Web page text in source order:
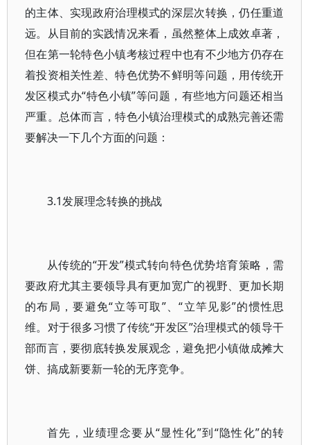
的主体、实现政府治理模式的深层次转换，仍任重道
远。从目前的实践情况来看，虽然整体上成效卓著，
但在第一轮特色小镇考核过程中也有不少地方仍存在
着投资相关性差、特色优势不鲜明等问题，用传统开
发区模式办“特色小镇”等问题，有些地方问题还相当
严重。总体而言，特色小镇治理模式的成熟完善还需
要解决一下几个方面的问题：
3.1发展理念转换的挑战
从传统的“开发”模式转向特色优势培育策略，需
要政府尤其主要领导具有更加宽广的视野、更加长期
的布局，要避免“立等可取”、“立竿见影”的惯性思
维。对于很多习惯了传统“开发区”治理模式的领导干
部而言，要彻底转换发展观念，避免把小镇做成摊大
饼、搞成新要新一轮的无序竞争。
首先，业绩理念要从“显性化”到“隐性化”的转